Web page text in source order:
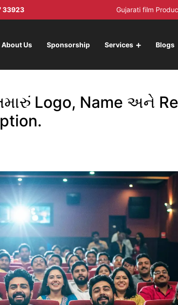
33923 Gujarati film
About Us Sponsorship Services Blogs
Logo, Name અને